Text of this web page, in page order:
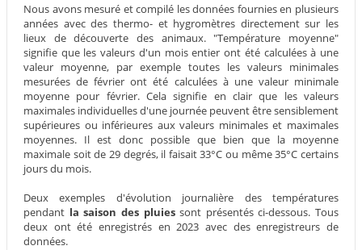
Nous avons mesuré et compilé les données fournies en plusieurs
années avec des thermo- et hygromètres directement sur les
lieux de découverte des animaux. "Température moyenne"
signifie que les valeurs d'un mois entier ont été calculées à une
valeur moyenne, par exemple toutes les valeurs minimales
mesurées de février ont été calculées à une valeur minimale
moyenne pour février. Cela signifie en clair que les valeurs
maximales individuelles d'une journée peuvent être sensiblement
supérieures ou inférieures aux valeurs minimales et maximales
moyennes. Il est donc possible que bien que la moyenne
maximale soit de 29 degrés, il faisait 33°C ou même 35°C certains
jours du mois.
Deux exemples d'évolution journalière des températures
pendant la saison des pluiessont présentés ci-dessous. Tous
deux ont été enregistrés en 2023 avec des enregistreurs de
données.